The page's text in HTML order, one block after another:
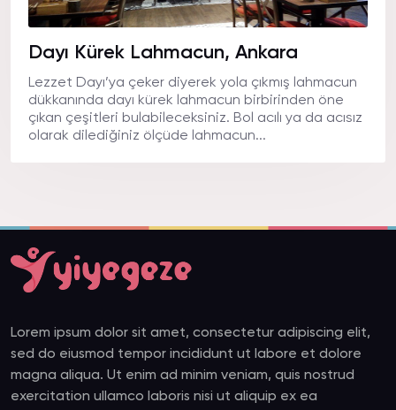
Dayı Kürek Lahmacun, Ankara
Lezzet Dayı’ya çeker diyerek yola çıkmış lahmacun
dükkanında dayı kürek lahmacun birbirinden öne
çıkan çeşitleri bulabileceksiniz. Bol acılı ya da acısız
olarak dilediğiniz ölçüde lahmacun...
Lorem ipsum dolor sit amet, consectetur adipiscing elit,
sed do eiusmod tempor incididunt ut labore et dolore
magna aliqua. Ut enim ad minim veniam, quis nostrud
exercitation ullamco laboris nisi ut aliquip ex ea